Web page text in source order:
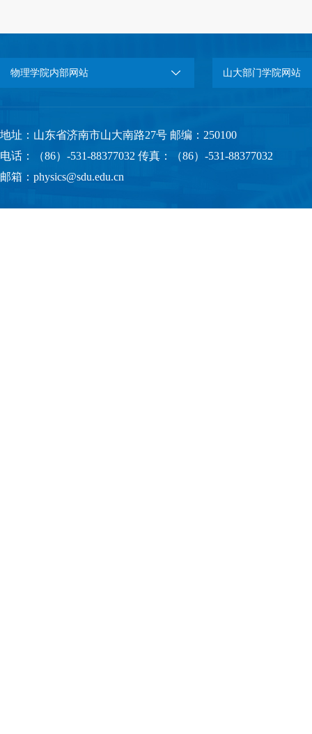
物理学院内部网站 山大部门学院网站
地址：山东省济南市山大南路27号 邮编：250100
电话：（86）-531-88377032 传真：（86）-531-88377032
邮箱：physics@sdu.edu.cn